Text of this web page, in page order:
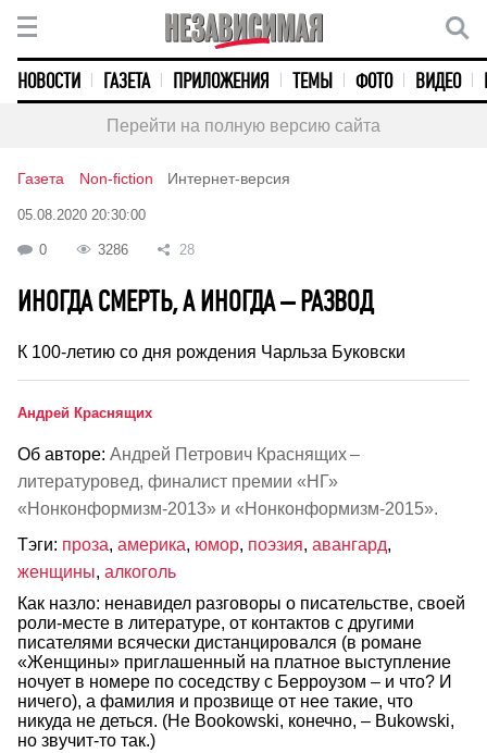
НОВОСТИ ГАЗЕТА ПРИЛОЖЕНИЯ ТЕМЫ ФОТО ВИДЕО
Перейти на полную версию сайта
Газета Non-fiction Интернет-версия
05.08.2020 20:30:00
0 3286 28
ИНОГДА СМЕРТЬ, А ИНОГДА – РАЗВОД
К 100-летию со дня рождения Чарльза Буковски
Андрей Краснящих
Об авторе: Андрей Петрович Краснящих –
литературовед, финалист премии «НГ»
«Нонконформизм-2013» и «Нонконформизм-2015».
Тэги: проза, америка, юмор, поэзия, авангард,
женщины, алкоголь
Как назло: ненавидел разговоры о писательстве, своей
роли-месте в литературе, от контактов с другими
писателями всячески дистанцировался (в романе
«Женщины» приглашенный на платное выступление
ночует в номере по соседству с Берроузом – и что? И
ничего), а фамилия и прозвище от нее такие, что
никуда не деться. (Не Bооkowski, конечно, – Bukowski,
но звучит-то так.)